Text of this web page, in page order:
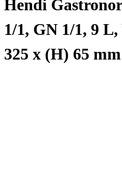
Hendi
1/1, GN 1/1, 9
325 x (H) 65 mm